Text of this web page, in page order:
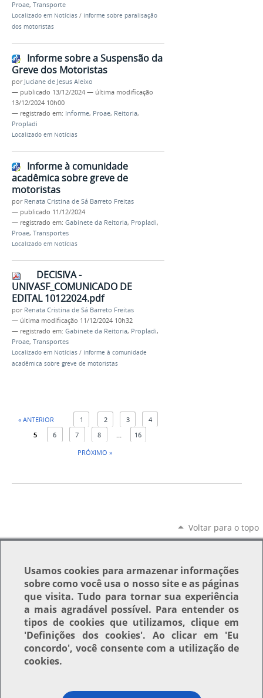
Proae, Transporte
Localizado em Notícias / Informe sobre paralisação
dos motoristas
Informe sobre a Suspensão da
Greve dos Motoristas
por Juciane de Jesus Aleixo
— publicado 13/12/2024 — última modificação
13/12/2024 10h00
— registrado em: Informe, Proae, Reitoria,
Propladi
Localizado em Notícias
Informe à comunidade
acadêmica sobre greve de
motoristas
por Renata Cristina de Sá Barreto Freitas
— publicado 11/12/2024
— registrado em: Gabinete da Reitoria, Propladi,
Proae, Transportes
Localizado em Notícias
DECISIVA -
UNIVASF_COMUNICADO DE
EDITAL 10122024.pdf
por Renata Cristina de Sá Barreto Freitas
— última modificação 11/12/2024 10h32
— registrado em: Gabinete da Reitoria, Propladi,
Proae, Transportes
Localizado em Notícias / Informe à comunidade
acadêmica sobre greve de motoristas
« ANTERIOR 1 2 3
4
5
6 7 8 ...
16
PRÓXIMO »
Voltar para o topo
Usamoscookies para armazenar informações
sobre como você usa o nosso site e as páginas
que visita. Tudo para tornar sua experiência
a mais agradável possível. Para entender os
tipos de cookies que utilizamos, clique em
'Definições dos cookies'. Ao clicar em 'Eu
concordo', você consente com a utilização de
cookies.